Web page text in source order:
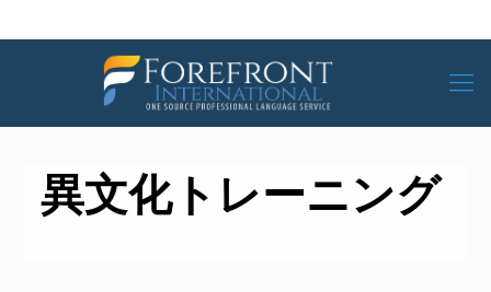
異文化トレーニング